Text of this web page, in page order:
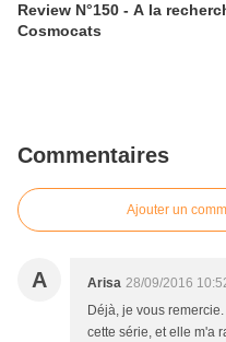
Review N°150 - A la
Cosmocats
Commentaires
Ajouter un
A Arisa 28/09/2016
Déjà, je vous
cette série, et elle m'a